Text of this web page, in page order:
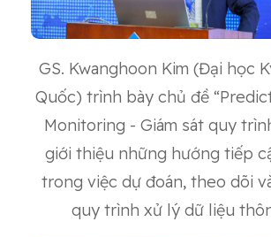
GS. Kwanghoon Kim (Đại học
Quốc) trình bày chủ đề
Monitoring - Giám sát quy
giới thiệu những hướng tiếp
trong việc dự đoán, theo dõi
quy trình xử lý dữ liệu